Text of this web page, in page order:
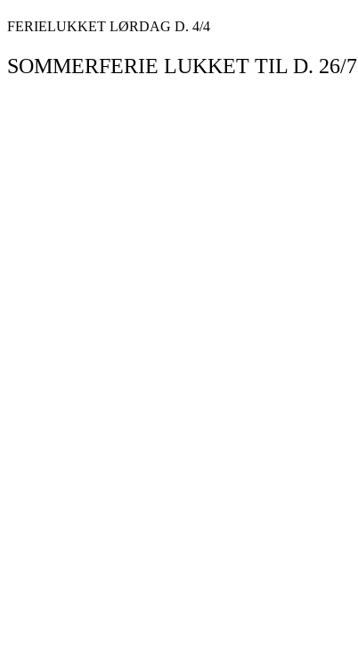
Videre
indhold
FERIELUKKET LØRDAG D. 4/4
SOMMERFERIE LUKKET TIL D. 26/7